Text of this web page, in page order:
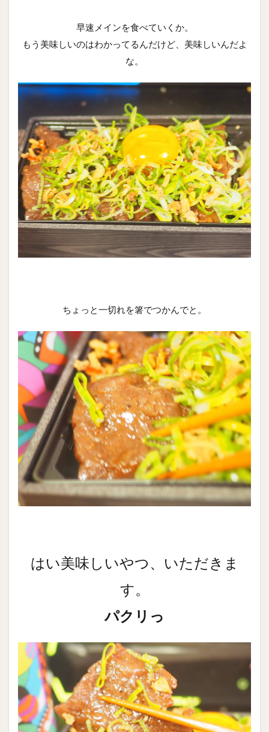
早速メインを食べていくか。
もう美味しいのはわかってるんだけど、美味しいんだよ
な。
ちょっと一切れを箸でつかんでと。
はい美味しいやつ、いただきま
す。
パクリっ